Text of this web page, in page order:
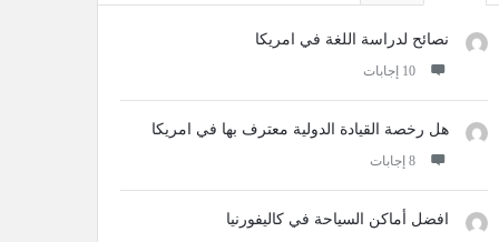
نصائح لدراسة اللغة في امريكا
‫10 إجابات
هل رخصة القيادة الدولية معترف بها في امريكا
‫8 إجابات
افضل أماكن السياحة في كاليفورنيا